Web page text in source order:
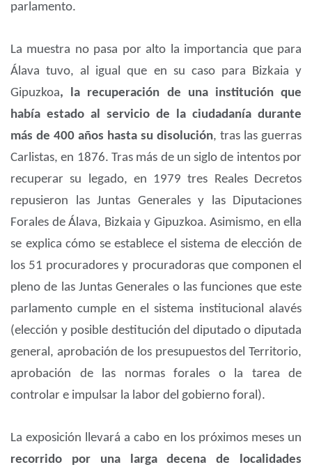
parlamento.
La muestra no pasa por alto la importancia que para
Álava tuvo, al igual que en su caso para Bizkaia y
Gipuzkoa, la recuperación de una institución que
había estado al servicio de la ciudadanía durante
más de 400 años hasta su disolución, tras las guerras
Carlistas, en 1876. Tras más de un siglo de intentos por
recuperar su legado, en 1979 tres Reales Decretos
repusieron las Juntas Generales y las Diputaciones
Forales de Álava, Bizkaia y Gipuzkoa. Asimismo, en ella
se explica cómo se establece el sistema de elección de
los 51 procuradores y procuradoras que componen el
pleno de las Juntas Generales o las funciones que este
parlamento cumple en el sistema institucional alavés
(elección y posible destitución del diputado o diputada
general, aprobación de los presupuestos del Territorio,
aprobación de las normas forales o la tarea de
controlar e impulsar la labor del gobierno foral).
La exposición llevará a cabo en los próximos meses un
recorrido por una larga decena de localidades